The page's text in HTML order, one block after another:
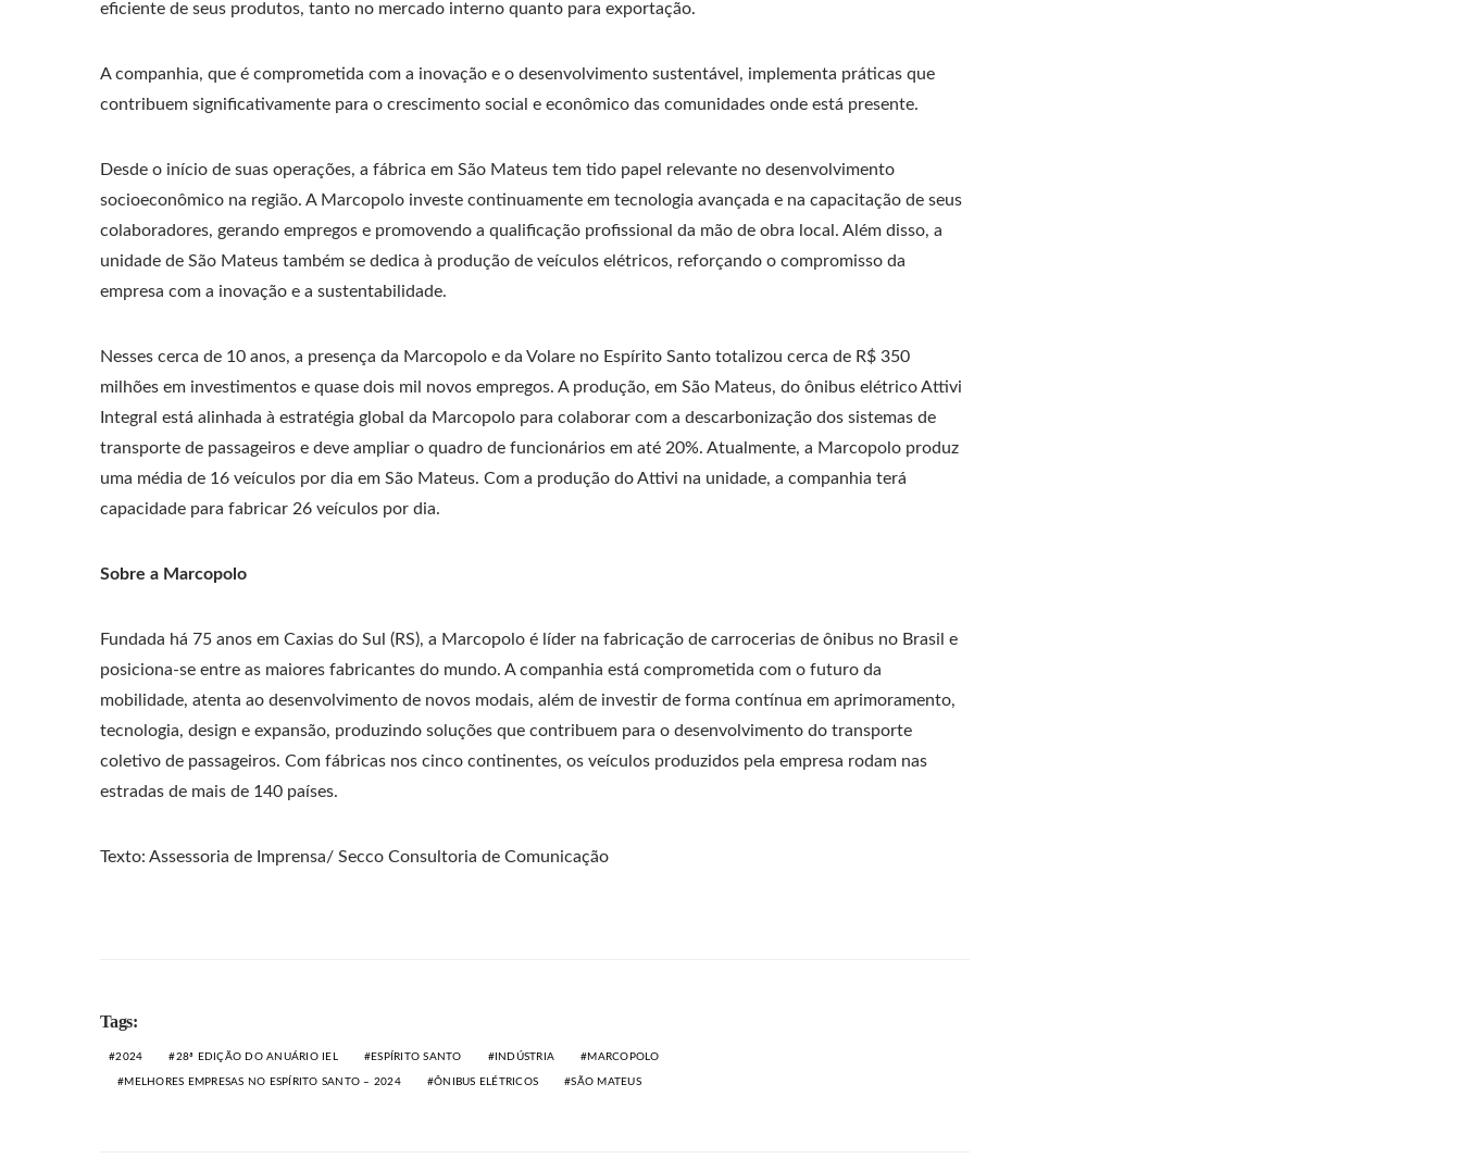
eficiente de seus produtos, tanto no mercado interno quanto para exportação.
A companhia, que é comprometida com a inovação e o desenvolvimento sustentável, implementa práticas que
contribuem significativamente para o crescimento social e econômico das comunidades onde está presente.
Desde o início de suas operações, a fábrica em São Mateus tem tido papel relevante no desenvolvimento
socioeconômico na região. A Marcopolo investe continuamente em tecnologia avançada e na capacitação de seus
colaboradores, gerando empregos e promovendo a qualificação profissional da mão de obra local. Além disso, a
unidade de São Mateus também se dedica à produção de veículos elétricos, reforçando o compromisso da
empresa com a inovação e a sustentabilidade.
Nesses cerca de 10 anos, a presença da Marcopolo e da Volare no Espírito Santo totalizou cerca de R$ 350
milhões em investimentos e quase dois mil novos empregos. A produção, em São Mateus, do ônibus elétrico Attivi
Integral está alinhada à estratégia global da Marcopolo para colaborar com a descarbonização dos sistemas de
transporte de passageiros e deve ampliar o quadro de funcionários em até 20%. Atualmente, a Marcopolo produz
uma média de 16 veículos por dia em São Mateus. Com a produção do Attivi na unidade, a companhia terá
capacidade para fabricar 26 veículos por dia.
Sobre a Marcopolo
Fundada há 75 anos em Caxias do Sul (RS), a Marcopolo é líder na fabricação de carrocerias de ônibus no Brasil e
posiciona-se entre as maiores fabricantes do mundo. A companhia está comprometida com o futuro da
mobilidade, atenta ao desenvolvimento de novos modais, além de investir de forma contínua em aprimoramento,
tecnologia, design e expansão, produzindo soluções que contribuem para o desenvolvimento do transporte
coletivo de passageiros. Com fábricas nos cinco continentes, os veículos produzidos pela empresa rodam nas
estradas de mais de 140 países.
Texto: Assessoria de Imprensa/ Secco Consultoria de Comunicação
Tags:
2024 28ª EDIÇÃO DO ANUÁRIO IEL ESPÍRITO SANTO INDÚSTRIA MARCOPOLO
MELHORES EMPRESAS NO ESPÍRITO SANTO – 2024 ÔNIBUS ELÉTRICOS SÃO MATEUS